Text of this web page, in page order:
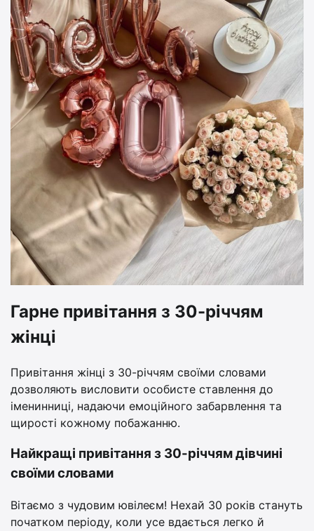
Гарне привітання з 30-річчям
жінці
Привітання жінці з 30-річчям своїми словами
дозволяють висловити особисте ставлення до
іменинниці, надаючи емоційного забарвлення та
щирості кожному побажанню.
Найкращі привітання з 30-річчям дівчині
своїми словами
Вітаємо з чудовим ювілеєм! Нехай 30 років стануть
початком періоду, коли усе вдається легко й